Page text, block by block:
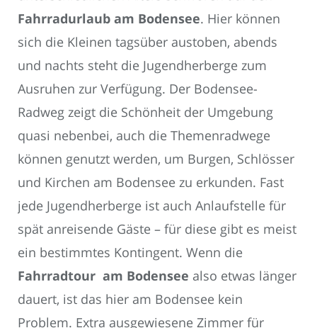
Fahrradurlaub am Bodensee. Hier können
sich die Kleinen tagsüber austoben, abends
und nachts steht die Jugendherberge zum
Ausruhen zur Verfügung. Der Bodensee-
Radweg zeigt die Schönheit der Umgebung
quasi nebenbei, auch die Themenradwege
können genutzt werden, um Burgen, Schlösser
und Kirchen am Bodensee zu erkunden. Fast
jede Jugendherberge ist auch Anlaufstelle für
spät anreisende Gäste – für diese gibt es meist
ein bestimmtes Kontingent. Wenn die
Fahrradtour am Bodensee also etwas länger
dauert, ist das hier am Bodensee kein
Problem. Extra ausgewiesene Zimmer für